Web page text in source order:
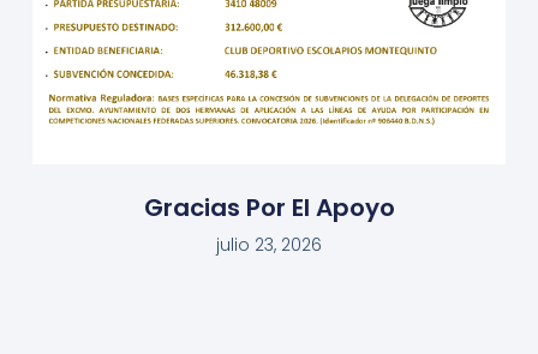
Gracias Por El Apoyo
julio 23, 2026